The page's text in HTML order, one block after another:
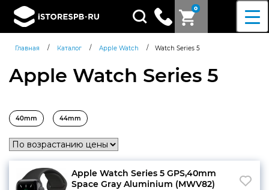
0
Поиск
товаров
Главная / Каталог / Apple Watch / Watch Series 5
Apple Watch Series 5
40mm 44mm
Apple Watch Series 5 GPS,40mm
Space Gray Aluminium (MWV82)